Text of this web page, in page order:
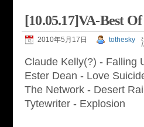
[10.05.17]VA-Best
2010年5月17日 tothesky
Claude Kelly(?) - Falling
Ester Dean - Love
The Network - Desert
Tytewriter - Explosion